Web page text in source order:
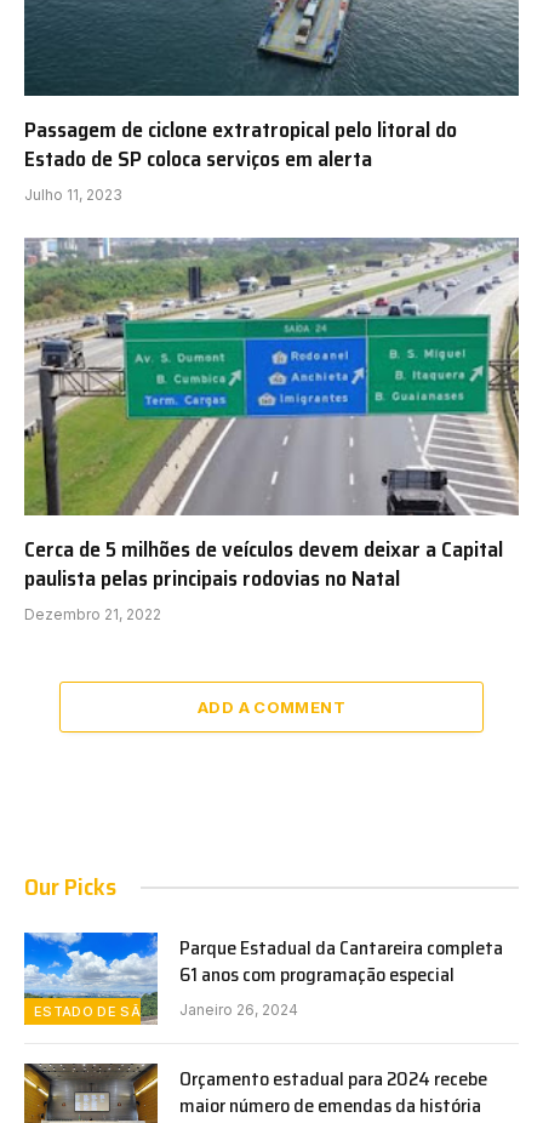
Passagem de ciclone extratropical pelo litoral do
Estado de SP coloca serviços em alerta
Julho 11, 2023
Cerca de 5 milhões de veículos devem deixar a Capital
paulista pelas principais rodovias no Natal
Dezembro 21, 2022
ADD A COMMENT
Our Picks
ESTADO DE SÃO PAULO
Parque Estadual da Cantareira completa
61 anos com programação especial
Janeiro 26, 2024
Orçamento estadual para 2024 recebe
maior número de emendas da história